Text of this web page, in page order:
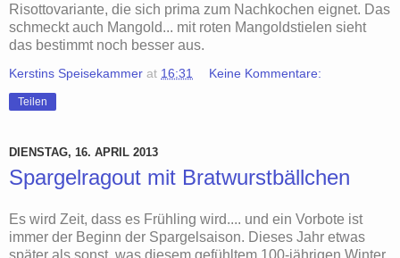
Risottovariante, die sich prima zum Nachkochen eignet. Das
schmeckt auch Mangold... mit roten Mangoldstielen sieht
das bestimmt noch besser aus.
Kerstins Speisekammer at 16:31 Keine Kommentare:
Teilen
DIENSTAG, 16. APRIL 2013
Spargelragout mit Bratwurstbällchen
Es wird Zeit, dass es Frühling wird.... und ein Vorbote ist
immer der Beginn der Spargelsaison. Dieses Jahr etwas